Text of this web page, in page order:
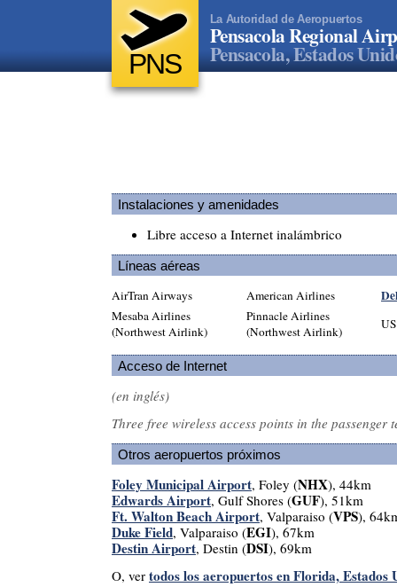
PNS
La Autoridad de Aeropuertos
Pensacola Regional
Pensacola, Estados
Instalaciones y amenidades
Libre acceso a Internet inalámbrico
Líneas aéreas
AirTran Airways American Airlines
Mesaba Airlines
(Northwest Airlink)
Pinnacle Airlines
(Northwest Airlink)
Acceso de Internet
(en inglés)
Three free wireless access points in the passenger
Otros aeropuertos próximos
Foley Municipal Airport, Foley (NHX), 44km
Edwards Airport, Gulf Shores (GUF), 51km
Ft. Walton Beach Airport, Valparaiso (VPS),
Duke Field, Valparaiso (EGI), 67km
Destin Airport, Destin (DSI), 69km
O, ver todos los aeropuertos en Florida, Estados